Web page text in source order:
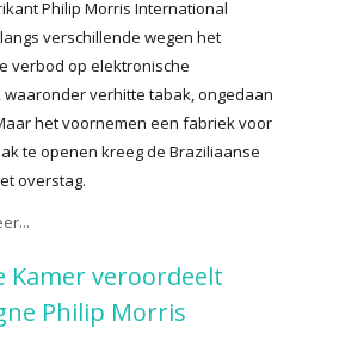
Philip Morris International
verschillende wegen het
verbod op elektronische
verhitte tabak, ongedaan
het voornemen een fabriek voor
te openen kreeg de Braziliaanse
overstag.
Kamer veroordeelt
Philip Morris